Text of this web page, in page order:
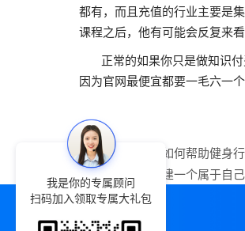
都有，而且充值的行业主要是
课程之后，他有可能会反复来
正常的如果你只是做知识付
因为官网最便宜都要一毛六一
上一篇：
小鹅通如何帮助健身
下一篇： 如何搭建一个属于自
我是你的专属顾问
扫码加入领取专属大礼包